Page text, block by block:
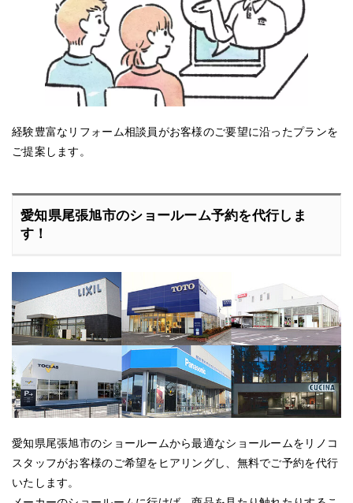
経験豊富なリフォーム相談員がお客様のご要望に沿ったプランを
ご提案します。
愛知県尾張旭市のショールーム予約を代行しま
す！
愛知県尾張旭市のショールームから最適なショールームをリノコ
スタッフがお客様のご希望をヒアリングし、無料でご予約を代行
いたします。